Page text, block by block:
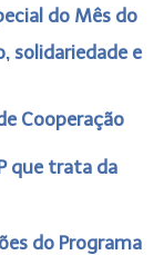
do Mês do
solidariedade e
Cooperação
que trata da
do Programa